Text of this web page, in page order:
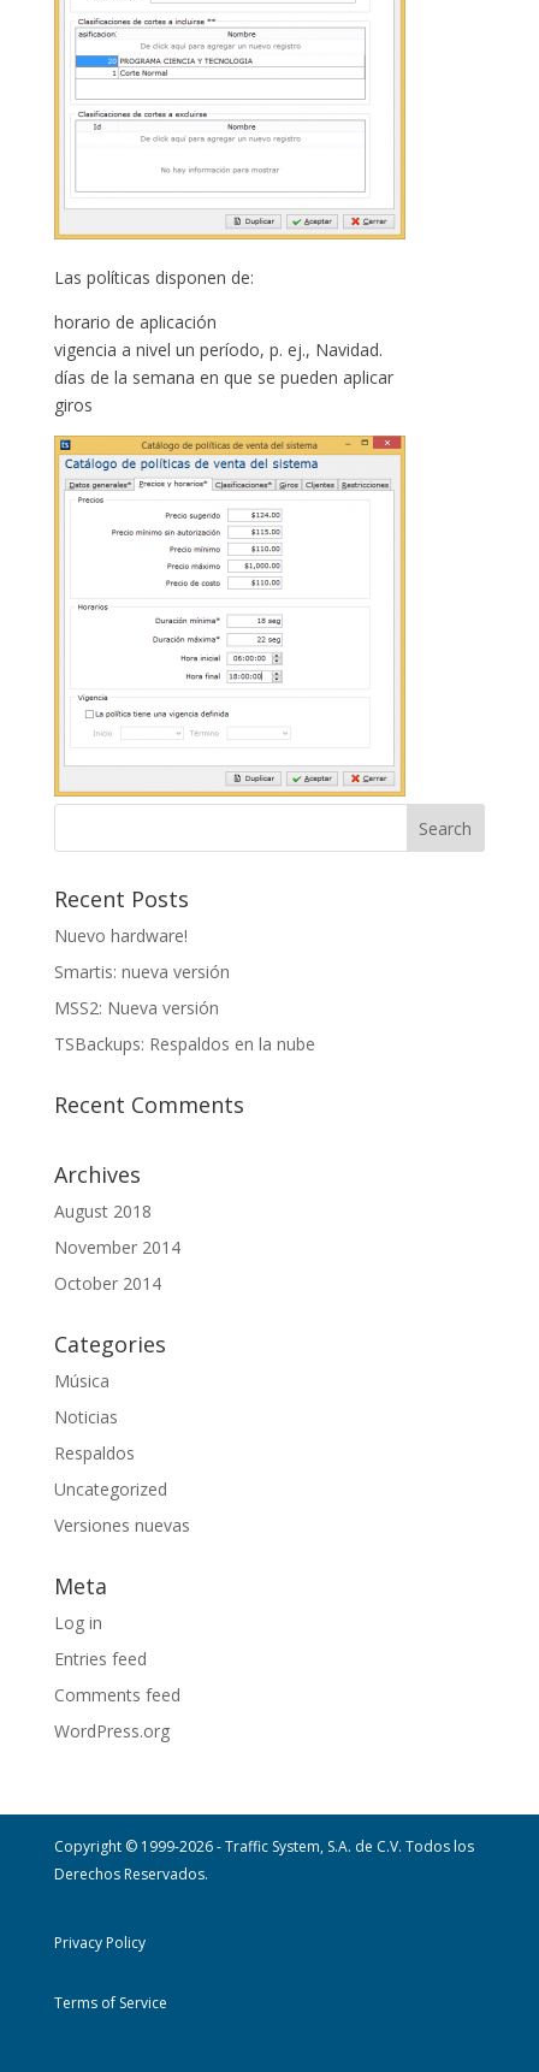
Las políticas disponen de:
horario de aplicación
vigencia a nivel un período, p. ej., Navidad.
días de la semana en que se pueden aplicar
giros
Recent Posts
Nuevo hardware!
Smartis: nueva versión
MSS2: Nueva versión
TSBackups: Respaldos en la nube
Recent Comments
Archives
August 2018
November 2014
October 2014
Categories
Música
Noticias
Respaldos
Uncategorized
Versiones nuevas
Meta
Log in
Entries feed
Comments feed
WordPress.org
Copyright © 1999-2026 - Traffic System, S.A. de C.V. Todos los
Derechos Reservados.
Privacy Policy
Terms of Service